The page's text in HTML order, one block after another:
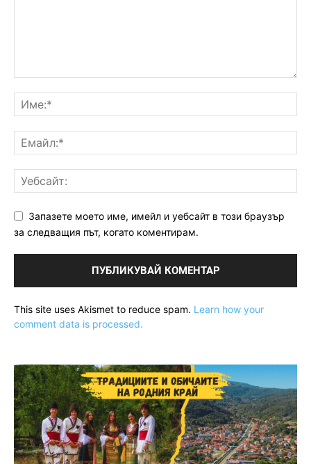
Запазете моето име, имейл и уебсайт в този браузър
за следващия път, когато коментирам.
This site uses Akismet to reduce spam. Learn how your
comment data is processed.